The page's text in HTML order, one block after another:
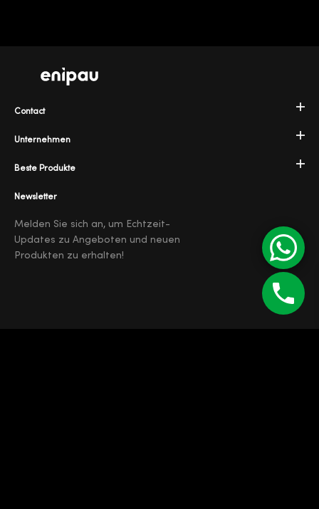
Unternehmen
Beste Produkte
Contact
Newsletter
Melden Sie sich an, um Echtzeit-
Updates zu Angeboten und neuen
Produkten zu erhalten!